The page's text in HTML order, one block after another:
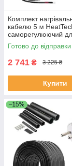
Комплект
кабелю 5 м
саморегулюючий
труб водостоку даху
Готово до відправки
2 741 ₴ 3 225 ₴
Купити
–15%